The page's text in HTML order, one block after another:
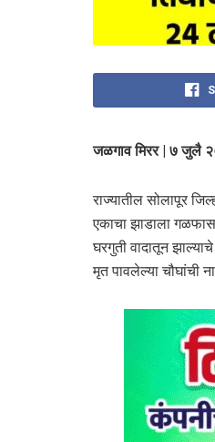
जळगाव मिरर | ७ जुलै
राज्यातील सोलापूर
एकाचा झाडाला
घरगुती वादातून
मृत पावलेल्या चौघांची